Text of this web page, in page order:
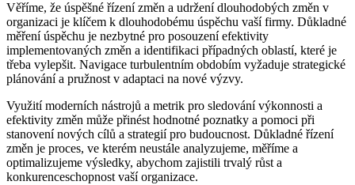
Věříme, že úspěšné řízení změn a udržení dlouhodobých změn v
organizaci je klíčem k dlouhodobému úspěchu vaší firmy. Důkladné
měření úspěchu je nezbytné pro posouzení efektivity
implementovaných změn a identifikaci případných oblastí, které je
třeba vylepšit. Navigace turbulentním obdobím vyžaduje strategické
plánování a pružnost v adaptaci na nové výzvy.
Využití moderních nástrojů a metrik pro sledování výkonnosti a
efektivity změn může přinést hodnotné poznatky a pomoci při
stanovení nových cílů a strategií pro budoucnost. Důkladné řízení
změn je proces, ve kterém neustále analyzujeme, měříme a
optimalizujeme výsledky, abychom zajistili trvalý růst a
konkurenceschopnost vaší organizace.